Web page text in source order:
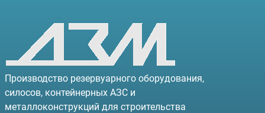
Производство резервуарного оборудования,
силосов, контейнерных АЗС и
металлоконструкций для строительства